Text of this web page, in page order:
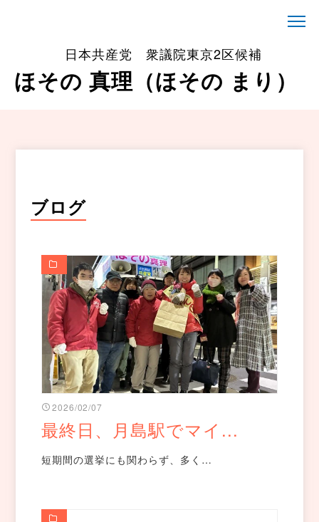
日本共産党 衆議院東京2区候補
ほその 真理（ほその まり）
ブログ
2026/02/07
最終日、月島駅でマイ...
短期間の選挙にも関わらず、多く…